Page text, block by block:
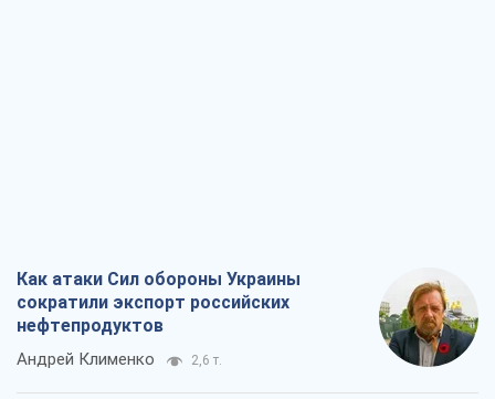
Как атаки Сил обороны Украины
сократили экспорт российских
нефтепродуктов
Андрей Клименко 2,6 т.